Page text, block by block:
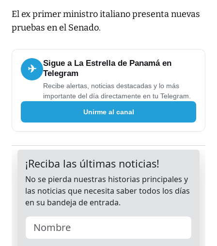
El ex primer ministro italiano presenta nuevas
pruebas en el Senado.
✈
Sigue a La Estrella de Panamá en
Telegram
Recibe alertas, noticias destacadas y lo más
importante del día directamente en tu Telegram.
Unirme al canal